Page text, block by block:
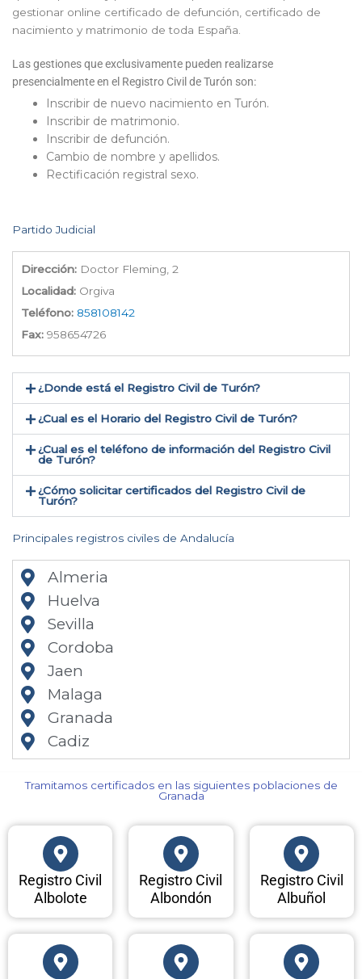
gestionar online certificado de defunción, certificado de
nacimiento y matrimonio de toda España.
Las gestiones que exclusivamente pueden realizarse
presencialmente en el Registro Civil de Turón son:
Inscribir de nuevo nacimiento en Turón.
Inscribir de matrimonio.
Inscribir de defunción.
Cambio de nombre y apellidos.
Rectificación registral sexo.
Partido Judicial
Dirección: Doctor Fleming, 2
Localidad: Orgiva
Teléfono: 858108142
Fax: 958654726
¿Donde está el Registro Civil de Turón​?
¿Cual es el Horario del Registro Civil de Turón?
¿Cual es el teléfono de información del Registro Civil
de Turón​?
¿Cómo solicitar certificados del Registro Civil de
Turón​?
Principales registros civiles de Andalucía
Almeria
Huelva
Sevilla
Cordoba
Jaen
Malaga
Granada
Cadiz
Tramitamos certificados en las siguientes poblaciones de
Granada​
Registro Civil
Albolote
Registro Civil
Albondón
Registro Civil
Albuñol